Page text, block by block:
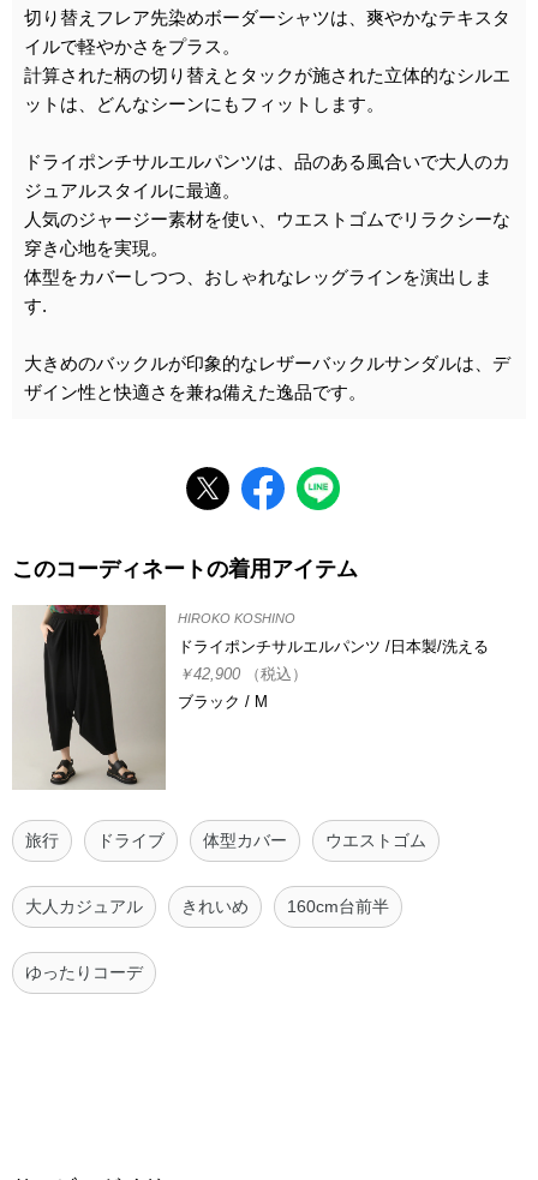
切り替えフレア先染めボーダーシャツは、爽やかなテキスタ
イルで軽やかさをプラス。
計算された柄の切り替えとタックが施された立体的なシルエ
ットは、どんなシーンにもフィットします。
ドライポンチサルエルパンツは、品のある風合いで大人のカ
ジュアルスタイルに最適。
人気のジャージー素材を使い、ウエストゴムでリラクシーな
穿き心地を実現。
体型をカバーしつつ、おしゃれなレッグラインを演出しま
す.
大きめのバックルが印象的なレザーバックルサンダルは、デ
ザイン性と快適さを兼ね備えた逸品です。
このコーディネートの着用アイテム
HIROKO KOSHINO
ドライポンチサルエルパンツ /日本製/洗える
￥42,900
（税込）
ブラック / M
旅行 ドライブ 体型カバー ウエストゴム
大人カジュアル きれいめ 160cm台前半
ゆったりコーデ